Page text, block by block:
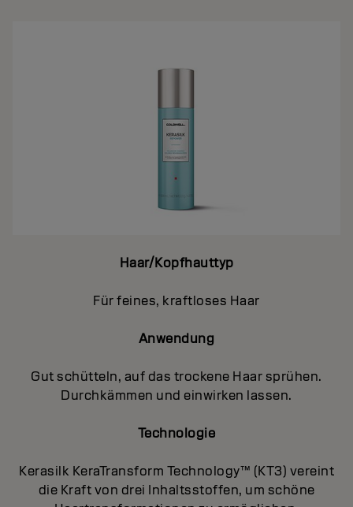
Haar/Kopfhauttyp
Für feines, kraftloses Haar
Anwendung
Gut schütteln, auf das trockene Haar sprühen.
Durchkämmen und einwirken lassen.
Technologie
Kerasilk KeraTransform Technology™ (KT3) vereint
die Kraft von drei Inhaltsstoffen, um schöne